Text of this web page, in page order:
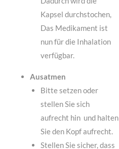
Kapsel durchstochen,
Das Medikament ist
nun für die Inhalation
verfügbar.
Ausatmen
Bitte setzen oder
stellen Sie sich
aufrecht hin und halten
Sie den Kopf aufrecht.
Stellen Sie sicher, dass